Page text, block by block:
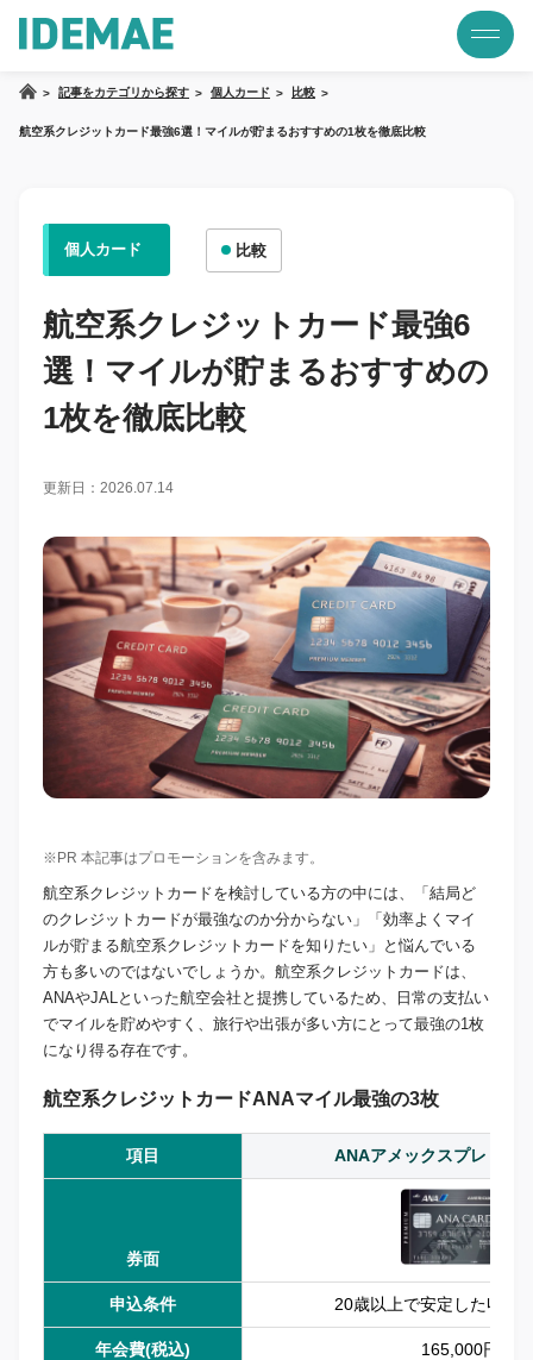
記事をカテゴリから探す 個人カード 比較
航空系クレジットカード最強6選！マイルが貯まるおすすめの1枚を徹底比較
個人カード 比較
航空系クレジットカード最強6
選！マイルが貯まるおすすめの
1枚を徹底比較
更新日：2026.07.14
※PR 本記事はプロモーションを含みます。
航空系クレジットカードを検討している方の中には、「結局ど
のクレジットカードが最強なのか分からない」「効率よくマイ
ルが貯まる航空系クレジットカードを知りたい」と悩んでいる
方も多いのではないでしょうか。航空系クレジットカードは、
ANAやJALといった航空会社と提携しているため、日常の支払い
でマイルを貯めやすく、旅行や出張が多い方にとって最強の1枚
になり得る存在です。
航空系クレジットカードANAマイル最強の3枚
項目 ANAアメックスプレミア
券面
申込条件 20歳以上で安定した収入
年会費(税込) 165,000円